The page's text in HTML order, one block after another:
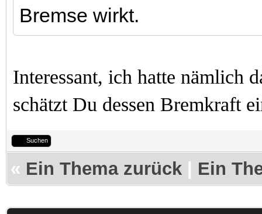
Bremse wirkt.
Interessant, ich hatte nämlich
schätzt Du dessen Bremkraft
Suchen
« Ein Thema zurück Ein